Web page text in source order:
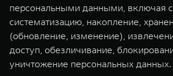
персональными данными, включая
систематизацию, накопление,
(обновление, изменение),
доступ, обезличивание,
уничтожение персональных данных.